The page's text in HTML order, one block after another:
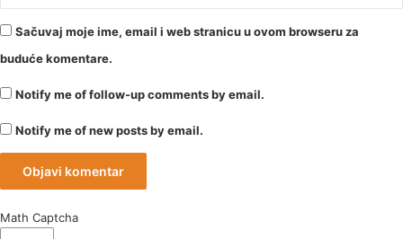
Sačuvaj moje ime, email i web stranicu u ovom browseru za
buduće komentare.
Notify me of follow-up comments by email.
Notify me of new posts by email.
Math Captcha